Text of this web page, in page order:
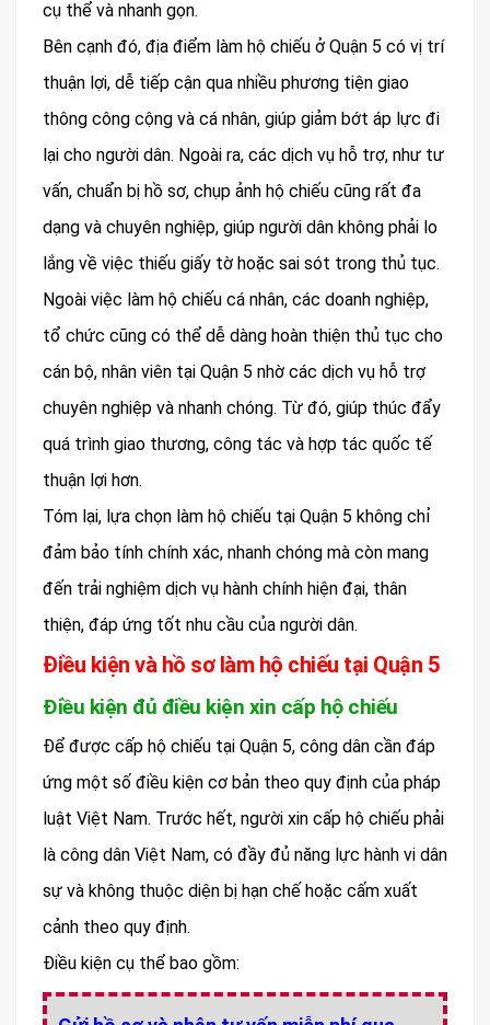
cụ thể và nhanh gọn.
Bên cạnh đó, địa điểm làm hộ chiếu ở Quận 5 có vị trí
thuận lợi, dễ tiếp cận qua nhiều phương tiện giao
thông công cộng và cá nhân, giúp giảm bớt áp lực đi
lại cho người dân. Ngoài ra, các dịch vụ hỗ trợ, như tư
vấn, chuẩn bị hồ sơ, chụp ảnh hộ chiếu cũng rất đa
dạng và chuyên nghiệp, giúp người dân không phải lo
lắng về việc thiếu giấy tờ hoặc sai sót trong thủ tục.
Ngoài việc làm hộ chiếu cá nhân, các doanh nghiệp,
tổ chức cũng có thể dễ dàng hoàn thiện thủ tục cho
cán bộ, nhân viên tại Quận 5 nhờ các dịch vụ hỗ trợ
chuyên nghiệp và nhanh chóng. Từ đó, giúp thúc đẩy
quá trình giao thương, công tác và hợp tác quốc tế
thuận lợi hơn.
Tóm lại, lựa chọn làm hộ chiếu tại Quận 5 không chỉ
đảm bảo tính chính xác, nhanh chóng mà còn mang
đến trải nghiệm dịch vụ hành chính hiện đại, thân
thiện, đáp ứng tốt nhu cầu của người dân.
Điều kiện và hồ sơ làm hộ chiếu tại Quận 5
Điều kiện đủ điều kiện xin cấp hộ chiếu
Để được cấp hộ chiếu tại Quận 5, công dân cần đáp
ứng một số điều kiện cơ bản theo quy định của pháp
luật Việt Nam. Trước hết, người xin cấp hộ chiếu phải
là công dân Việt Nam, có đầy đủ năng lực hành vi dân
sự và không thuộc diện bị hạn chế hoặc cấm xuất
cảnh theo quy định.
Điều kiện cụ thể bao gồm: